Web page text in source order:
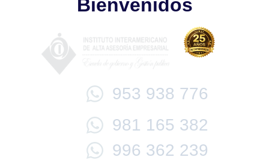
Bienvenidos
953 938 776
981 165 382
996 362 239